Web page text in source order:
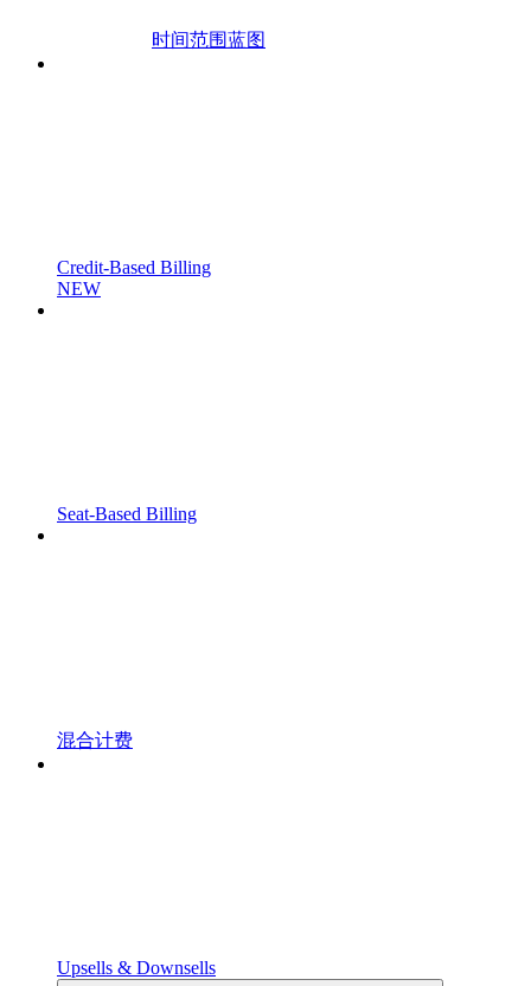
时间范围蓝图
Credit-Based Billing
NEW
Seat-Based Billing
混合计费
Upsells & Downsells